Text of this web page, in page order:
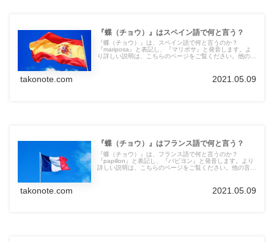
『蝶（チョウ）』はスペイン語で何と言う？
『蝶（チョウ）』は、スペイン語で何と言うのか？
『mariposa』と表記し、『マリポサ』と発音します。よ
り詳しい説明は、こちらのページをご覧ください。他の言
takonote.com 2021.05.09
『蝶（チョウ）』はフランス語で何と言う？
『蝶（チョウ）』は、フランス語で何と言うのか？
『papillon』と表記し、『パピヨン』と発音します。より
詳しい説明は、こちらのページをご覧ください。他の言語
takonote.com 2021.05.09